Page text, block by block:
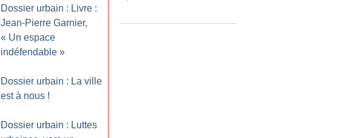
Dossier urbain : Livre :
Jean-Pierre Garnier,
« Un espace
indéfendable »
Dossier urbain : La ville
est à nous !
Dossier urbain : Luttes